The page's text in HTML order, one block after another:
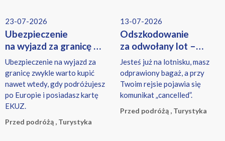
23-07-2026
Ubezpieczenie
na wyjazd za granicę –
czy warto?
Ubezpieczenie na wyjazd za
granicę zwykle warto kupić
nawet wtedy, gdy podróżujesz
po Europie i posiadasz kartę
EKUZ.
Przed podróżą , Turystyka
13-07-2026
Odszkodowanie
za odwołany lot –
kiedy przysługuje i ile
wynosi?
Jesteś już na lotnisku, masz
odprawiony bagaż, a przy
Twoim rejsie pojawia się
komunikat „cancelled”.
Przed podróżą , Turystyka